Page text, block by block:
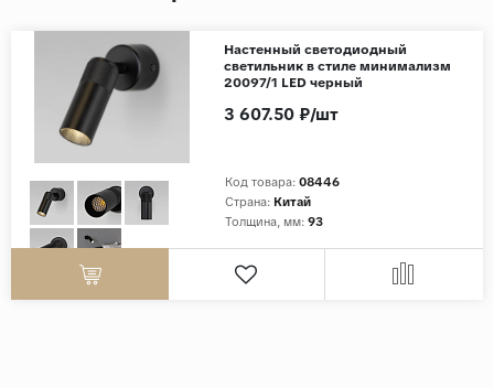
Настенный светодиодный
светильник в стиле минимализм
20097/1 LED черный
Код товара: 08446
Страна: Китай
Толщина, мм: 93
3 607.50 ₽/шт